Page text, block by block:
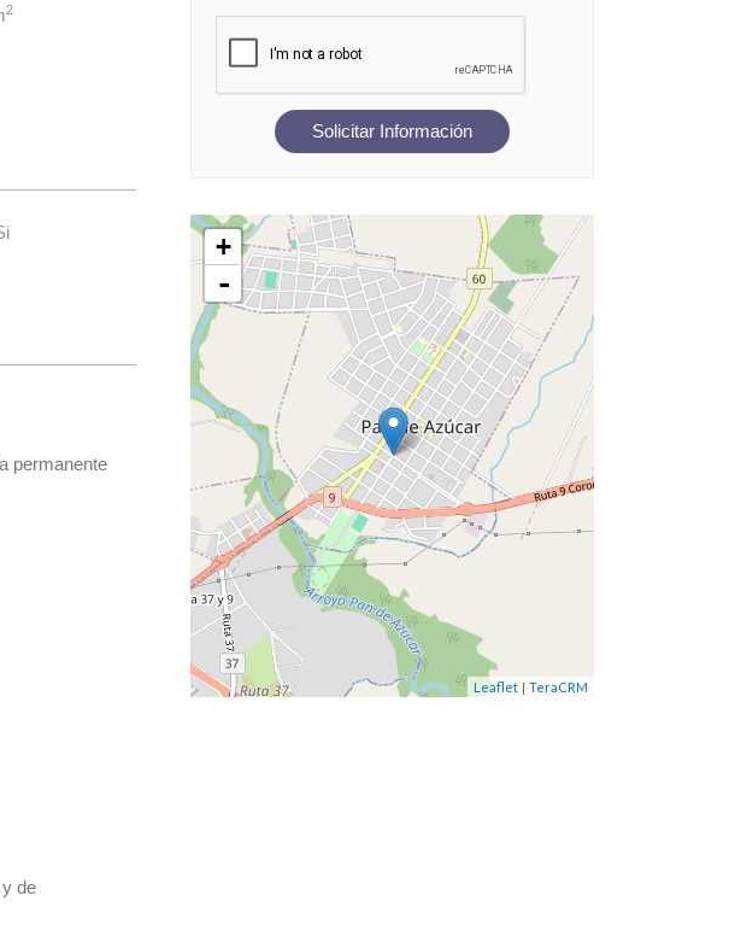
2
permanente
de
Solicitar Información
+
-
Leaflet | TeraCRM